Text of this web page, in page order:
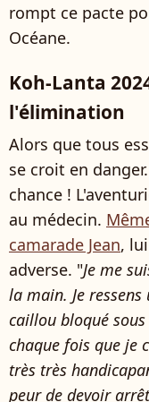
rompt ce pacte
Océane.
Koh-Lanta
l'élimination
Alors que tous
se croit en
chance !
au médecin.
camarade Jean,
adverse. "Je me
la main. Je
caillou bloqué
chaque fois que je
très très
peur de devoir